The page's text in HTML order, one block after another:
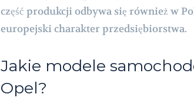
część produkcji odbywa się również w
europejski charakter przedsiębiorstwa.
Jakie modele
Opel?